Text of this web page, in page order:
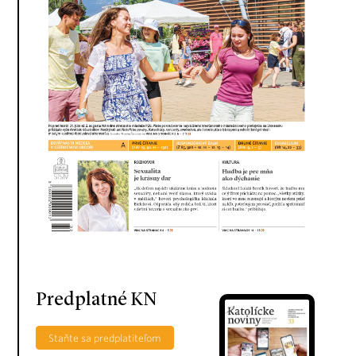
Predplatné KN
Staňte sa predplatiteľom